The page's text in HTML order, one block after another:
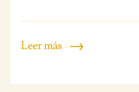
Leer más